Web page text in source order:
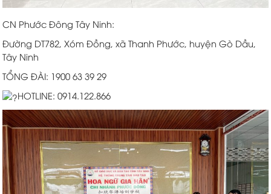
CN Phước Đông Tây Ninh:
Đường DT782, Xóm Đồng, xã Thanh Phước, huyện Gò Dầu,
Tây Ninh
TỔNG ĐÀI: 1900 63 39 29
HOTLINE: 0914.122.866